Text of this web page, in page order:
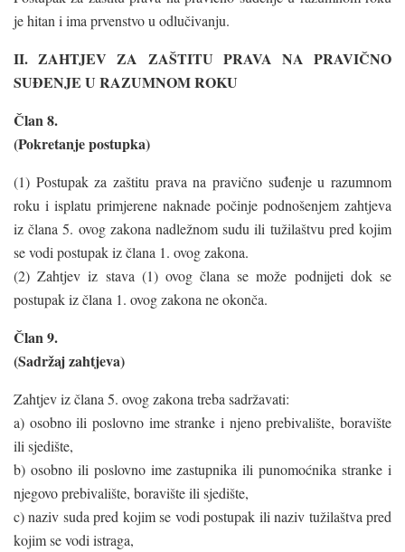
je hitan i ima prvenstvo u odlučivanju.
II. ZAHTJEV ZA ZAŠTITU PRAVA NA PRAVIČNO
SUĐENJE U RAZUMNOM ROKU
Član 8.
(Pokretanje postupka)
(1) Postupak za zaštitu prava na pravično suđenje u razumnom
roku i isplatu primjerene naknade počinje podnošenjem zahtjeva
iz člana 5. ovog zakona nadležnom sudu ili tužilaštvu pred kojim
se vodi postupak iz člana 1. ovog zakona.
(2) Zahtjev iz stava (1) ovog člana se može podnijeti dok se
postupak iz člana 1. ovog zakona ne okonča.
Član 9.
(Sadržaj zahtjeva)
Zahtjev iz člana 5. ovog zakona treba sadržavati:
a) osobno ili poslovno ime stranke i njeno prebivalište, boravište
ili sjedište,
b) osobno ili poslovno ime zastupnika ili punomoćnika stranke i
njegovo prebivalište, boravište ili sjedište,
c) naziv suda pred kojim se vodi postupak ili naziv tužilaštva pred
kojim se vodi istraga,